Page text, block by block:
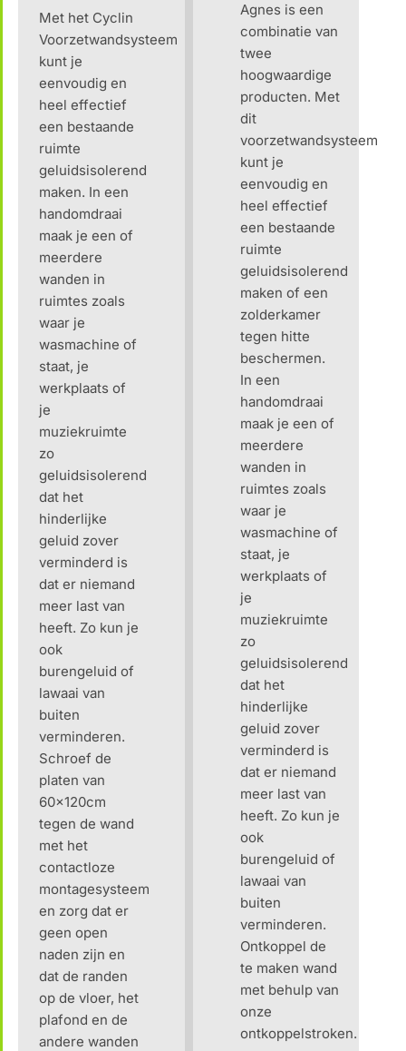
Met het Cyclin
Voorzetwandsysteem
kunt je
eenvoudig en
heel effectief
een bestaande
ruimte
geluidsisolerend
maken. In een
handomdraai
maak je een of
meerdere
wanden in
ruimtes zoals
waar je
wasmachine of
staat, je
werkplaats of
je
muziekruimte
zo
geluidsisolerend
dat het
hinderlijke
geluid zover
verminderd is
dat er niemand
meer last van
heeft. Zo kun je
ook
burengeluid of
lawaai van
buiten
verminderen.
Schroef de
platen van
60x120cm
tegen de wand
met het
contactloze
montagesysteem
en zorg dat er
geen open
naden zijn en
dat de randen
op de vloer, het
plafond en de
andere wanden
Agnes is een
combinatie van
twee
hoogwaardige
producten. Met
dit
voorzetwandsysteem
kunt je
eenvoudig en
heel effectief
een bestaande
ruimte
geluidsisolerend
maken of een
zolderkamer
tegen hitte
beschermen.
In een
handomdraai
maak je een of
meerdere
wanden in
ruimtes zoals
waar je
wasmachine of
staat, je
werkplaats of
je
muziekruimte
zo
geluidsisolerend
dat het
hinderlijke
geluid zover
verminderd is
dat er niemand
meer last van
heeft. Zo kun je
ook
burengeluid of
lawaai van
buiten
verminderen.
Ontkoppel de
te maken wand
met behulp van
onze
ontkoppelstroken.